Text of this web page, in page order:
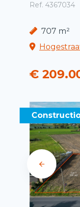
Ref. 4367034
707 m²
€